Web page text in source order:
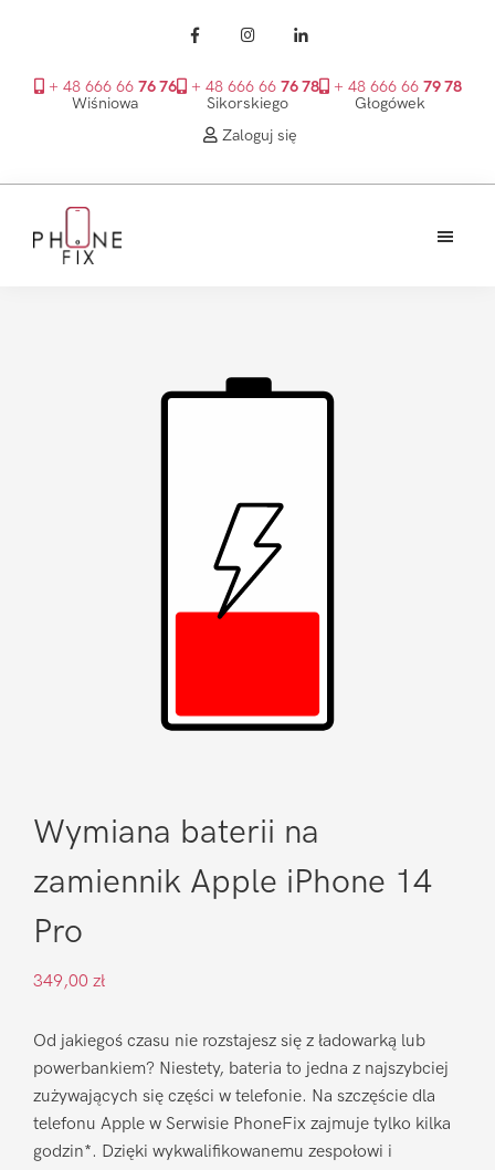
+ 48 666 66 76 76
Wiśniowa
+ 48 666 66 76 78
Sikorskiego
+ 48 666 66 79 78
Głogówek
Zaloguj się
głównego
Wymiana baterii na
zamiennik Apple iPhone 14
Pro
349,00 zł
Od jakiegoś czasu nie rozstajesz się z ładowarką lub
powerbankiem? Niestety, bateria to jedna z najszybciej
zużywających się części w telefonie. Na szczęście dla
telefonu Apple w Serwisie PhoneFix zajmuje tylko kilka
godzin*. Dzięki wykwalifikowanemu zespołowi i